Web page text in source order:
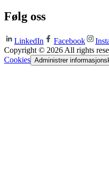
Følg oss
LinkedIn Facebook
Copyright © 2026 All rights
Cookies Administrer